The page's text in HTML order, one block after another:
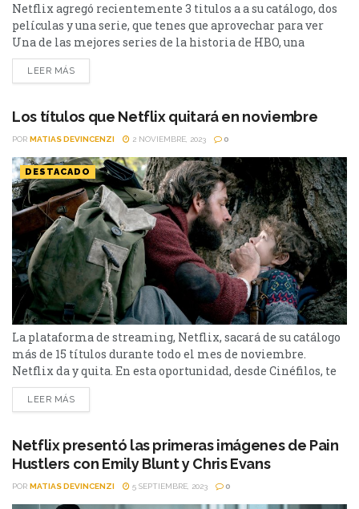
Netflix agregó recientemente 3 titulos a a su catálogo, dos
películas y una serie, que tenes que aprovechar para ver
Una de las mejores series de la historia de HBO, una
película de suspenso con Johnny Deep y un nuevo drama
judicial, son las nuevas propuestas que se pueden encontrar
LEER MÁS
Los títulos que Netflix quitará en noviembre
POR MATIAS DEVINCENZI 2 NOVIEMBRE, 2023 0
DESTACADO
La plataforma de streaming, Netflix, sacará de su catálogo
más de 15 títulos durante todo el mes de noviembre.
Netflix da y quita. En esta oportunidad, desde Cinéfilos, te
presentamos los títulos que abandonarán la plataforma de
streaming durante el mes de noviembre. A Quiet Place y
continuación. 3 de noviembre...
LEER MÁS
Netflix presentó las primeras imágenes de Pain
Hustlers con Emily Blunt y Chris Evans
POR MATIAS DEVINCENZI 5 SEPTIEMBRE, 2023 0